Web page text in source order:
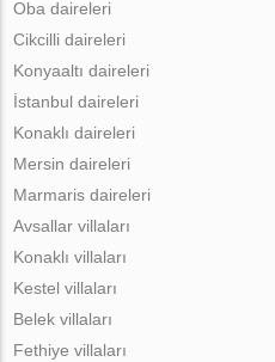
Oba daireleri
Cikcilli daireleri
Konyaaltı daireleri
İstanbul daireleri
Konaklı daireleri
Mersin daireleri
Marmaris daireleri
Avsallar villaları
Konaklı villaları
Kestel villaları
Belek villaları
Fethiye villaları